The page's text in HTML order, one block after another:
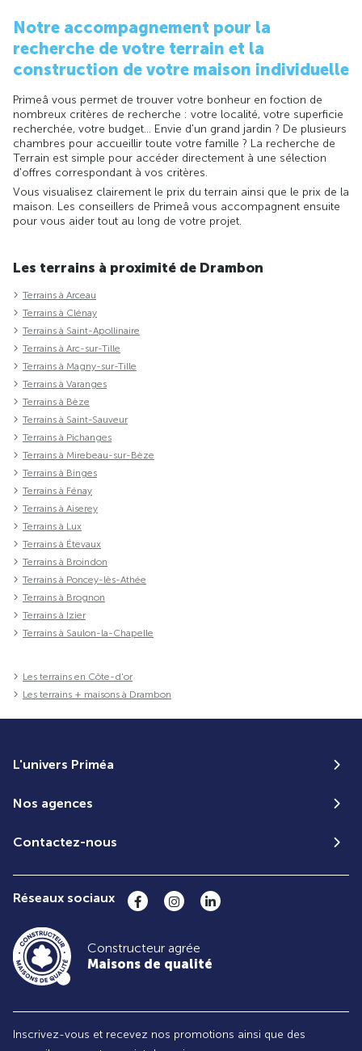
Notre accompagnement pour la
recherche de votre terrain et la
construction de votre maison individuelle
Primeâ vous permet de trouver votre bonheur en foction de
nombreux critères de recherche : votre localité, votre superficie
recherchée, votre budget... Envie d'un grand jardin ? De plusieurs
chambres pour accueillir toute votre famille ? La recherche de
Terrain est simple pour accéder directement à une sélection
d'offres correspondant à vos critères.
Vous visualisez clairement le prix du terrain ainsi que le prix de la
maison. Les conseillers de Primeâ vous accompagnent ensuite
pour vous aider tout au long de votre projet.
Les terrains à proximité de Drambon
Terrains à Arceau
Terrains à Clénay
Terrains à Saint-Apollinaire
Terrains à Arc-sur-Tille
Terrains à Magny-sur-Tille
Terrains à Varanges
Terrains à Bèze
Terrains à Saint-Sauveur
Terrains à Pichanges
Terrains à Mirebeau-sur-Bèze
Terrains à Binges
Terrains à Fénay
Terrains à Aiserey
Terrains à Lux
Terrains à Étevaux
Terrains à Broindon
Terrains à Poncey-lès-Athée
Terrains à Brognon
Terrains à Izier
Terrains à Saulon-la-Chapelle
Les terrains en Côte-d'or
Les terrains + maisons à Drambon
L'univers Priméa
Nos agences
Contactez-nous
Réseaux sociaux
Constructeur agrée
Maisons de qualité
Inscrivez-vous et recevez nos promotions ainsi que des